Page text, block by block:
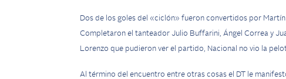
Dos de los goles del «ciclón» fueron convertidos por
Completaron el tanteador Julio Buffarini, Ángel Correa y
Lorenzo que pudieron ver el partido, Nacional no vio la
Al término del encuentro entre otras cosas el DT le